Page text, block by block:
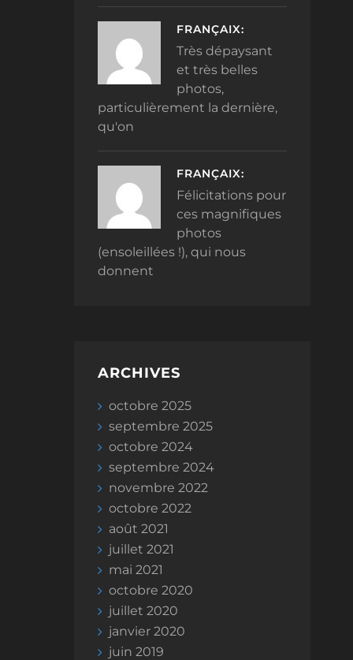
FRANÇAIX:
Très dépaysant
et très belles
photos,
particulièrement la dernière,
qu'on
FRANÇAIX:
Félicitations pour
ces magnifiques
photos
(ensoleillées !), qui nous
donnent
ARCHIVES
octobre 2025
septembre 2025
octobre 2024
septembre 2024
novembre 2022
octobre 2022
août 2021
juillet 2021
mai 2021
octobre 2020
juillet 2020
janvier 2020
juin 2019